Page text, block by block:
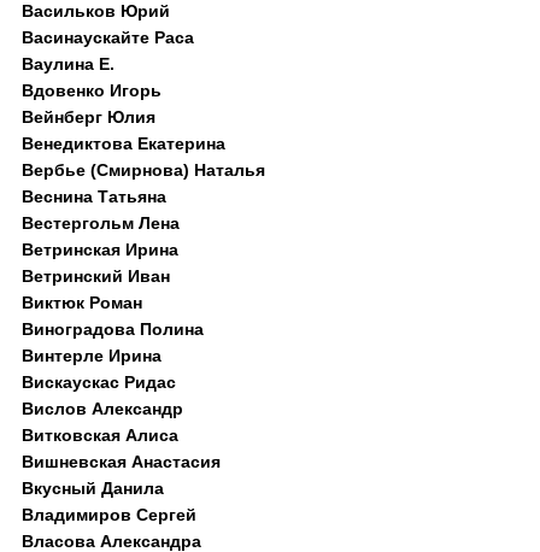
Васильков Юрий
Васинаускайте Раса
Ваулина Е.
Вдовенко Игорь
Вейнберг Юлия
Венедиктова Екатерина
Вербье (Смирнова) Наталья
Веснина Татьяна
Вестергольм Лена
Ветринская Ирина
Ветринский Иван
Виктюк Роман
Виноградова Полина
Винтерле Ирина
Вискаускас Ридас
Вислов Александр
Витковская Алиса
Вишневская Анастасия
Вкусный Данила
Владимиров Сергей
Власова Александра